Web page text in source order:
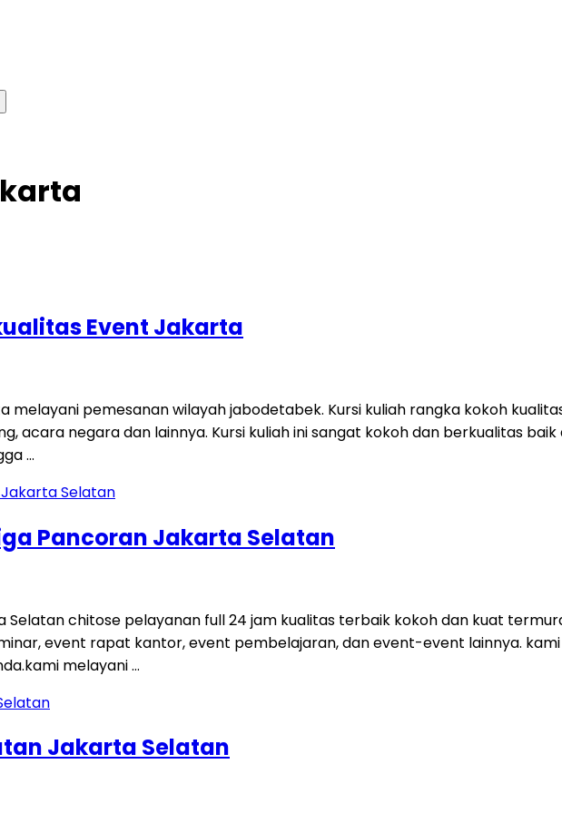
Event Jakarta
melayani pemesanan wilayah jabodetabek. Kursi kuliah rangka kokoh
acara negara dan lainnya. Kursi kuliah ini sangat kokoh dan berkualitas
…
Pancoran Jakarta Selatan
Selatan chitose pelayanan full 24 jam kualitas terbaik kokoh dan kuat
event rapat kantor, event pembelajaran, dan event-event lainnya.
melayani …
Jakarta Selatan